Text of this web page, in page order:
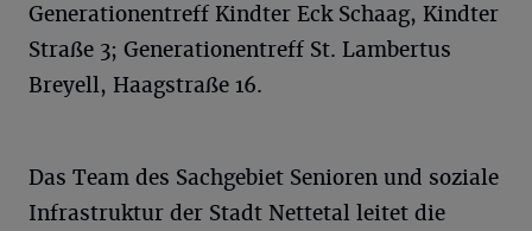
Generationentreff Kindter Eck Schaag, Kindter
Straße 3; Generationentreff St. Lambertus
Breyell, Haagstraße 16.
Das Team des Sachgebiet Senioren und soziale
Infrastruktur der Stadt Nettetal leitet die